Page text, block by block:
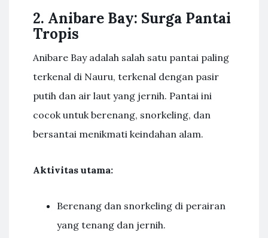
2. Anibare Bay: Surga Pantai
Tropis
Anibare Bay adalah salah satu pantai paling
terkenal di Nauru, terkenal dengan pasir
putih dan air laut yang jernih. Pantai ini
cocok untuk berenang, snorkeling, dan
bersantai menikmati keindahan alam.
Aktivitas utama:
Berenang dan snorkeling di perairan
yang tenang dan jernih.